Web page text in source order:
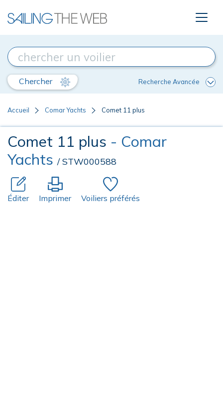
Chercher Recherche Avancée
Accueil Comar Yachts Comet 11 plus
Comet 11 plus - Comar
Yachts / STW000588
Éditer Imprimer Voiliers préférés